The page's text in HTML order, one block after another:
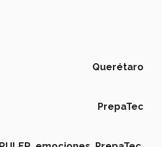
Querétaro
PrepaTec